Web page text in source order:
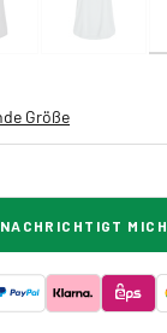
Größe
MICH